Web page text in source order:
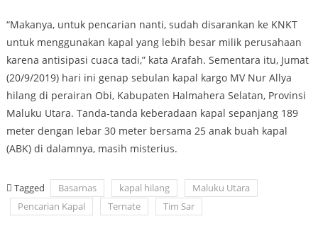
“Makanya, untuk pencarian nanti, sudah disarankan ke KNKT
untuk menggunakan kapal yang lebih besar milik perusahaan
karena antisipasi cuaca tadi,” kata Arafah. Sementara itu, Jumat
(20/9/2019) hari ini genap sebulan kapal kargo MV Nur Allya
hilang di perairan Obi, Kabupaten Halmahera Selatan, Provinsi
Maluku Utara. Tanda-tanda keberadaan kapal sepanjang 189
meter dengan lebar 30 meter bersama 25 anak buah kapal
(ABK) di dalamnya, masih misterius.
Tagged Basarnas kapal hilang
Maluku Utara
Pencarian Kapal
Ternate Tim Sar